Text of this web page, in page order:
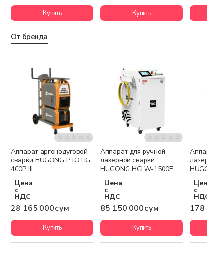
Купить Купить
От бренда
Бесплатная доставка
Аппарат аргонодуговой
сварки HUGONG PTOTIG
400P III
Цена
с
НДС
28 165 000 сум
Купить
Бесплатная доставка
Аппарат для ручной
лазерной сварки
HUGONG HGLW-1500E
Цена
с
НДС
85 150 000 сум
Купить
Цена
с
НДС
178